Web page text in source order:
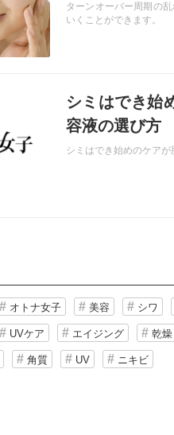
ターンオーバー周期の
いくことができます。
シミはでき始
容液の選び方
シミはでき始めのケア
オトナ女子 美容 シワ
UVケア エイジング 乾燥
角質 UV ニキビ